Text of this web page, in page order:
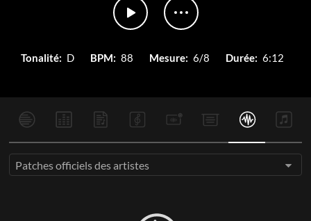
Tonalité: D BPM: 88 Mesure: 6/8 Durée: 6:12
Patches officiels des artistes